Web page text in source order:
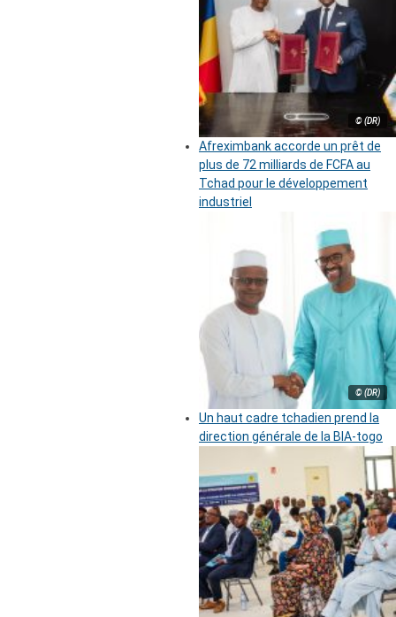
© (DR)
Afreximbank accorde un prêt de
plus de 72 milliards de FCFA au
Tchad pour le développement
industriel
© (DR)
Un haut cadre tchadien prend la
direction générale de la BIA-togo